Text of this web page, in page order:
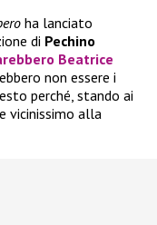
ha lanciato
di Pechino
Beatrice
non essere i
perché, stando ai
vicinissimo alla